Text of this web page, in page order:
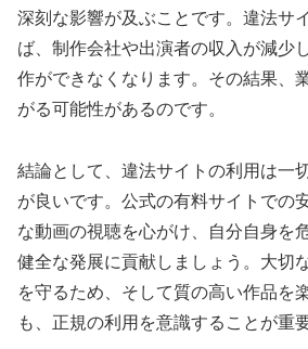
深刻な影響が及ぶことです。違法サ
ば、制作会社や出演者の収入が減少
作ができなくなります。その結果、
がる可能性があるのです。
結論として、違法サイトの利用は一
が良いです。公式の有料サイトでの
な動画の視聴を心がけ、自分自身を
健全な発展に貢献しましょう。大切
を守るため、そして質の高い作品を
も、正規の利用を意識することが重